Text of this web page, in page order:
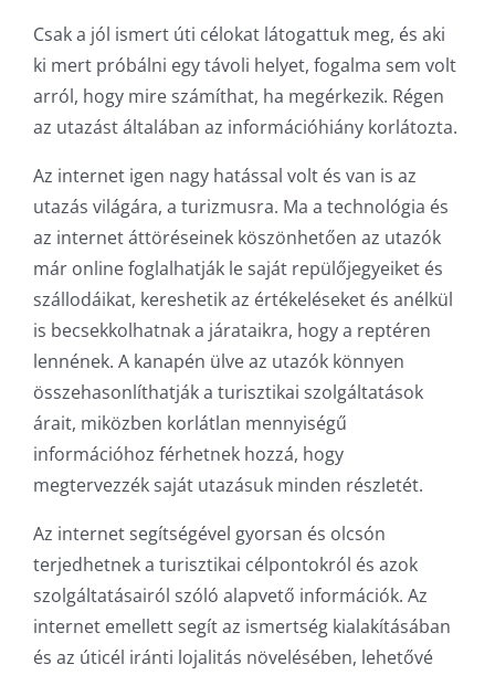
Csak a jól ismert úti célokat látogattuk meg, és aki
ki mert próbálni egy távoli helyet, fogalma sem volt
arról, hogy mire számíthat, ha megérkezik. Régen
az utazást általában az információhiány korlátozta.
Az internet igen nagy hatással volt és van is az
utazás világára, a turizmusra. Ma a technológia és
az internet áttöréseinek köszönhetően az utazók
már online foglalhatják le saját repülőjegyeiket és
szállodáikat, kereshetik az értékeléseket és anélkül
is becsekkolhatnak a járataikra, hogy a reptéren
lennének. A kanapén ülve az utazók könnyen
összehasonlíthatják a turisztikai szolgáltatások
árait, miközben korlátlan mennyiségű
információhoz férhetnek hozzá, hogy
megtervezzék saját utazásuk minden részletét.
Az internet segítségével gyorsan és olcsón
terjedhetnek a turisztikai célpontokról és azok
szolgáltatásairól szóló alapvető információk. Az
internet emellett segít az ismertség kialakításában
és az úticél iránti lojalitás növelésében, lehetővé